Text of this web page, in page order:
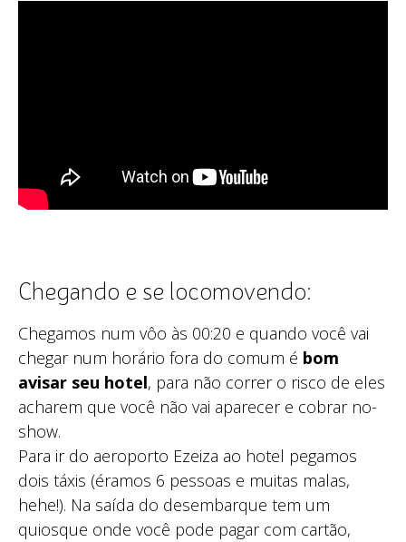
Chegando e se locomovendo:
Chegamos num vôo às 00:20 e quando você vai
chegar num horário fora do comum é bom
avisar seu hotel, para não correr o risco de eles
acharem que você não vai aparecer e cobrar no-
show.
Para ir do aeroporto Ezeiza ao hotel pegamos
dois táxis (éramos 6 pessoas e muitas malas,
hehe!). Na saída do desembarque tem um
quiosque onde você pode pagar com cartão,